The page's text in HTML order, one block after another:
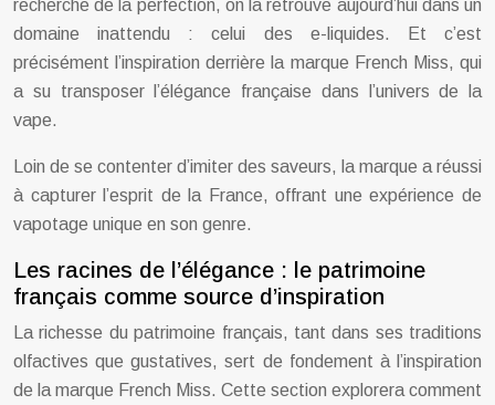
recherche de la perfection, on la retrouve aujourd’hui dans un
domaine inattendu : celui des e-liquides. Et c’est
précisément l’inspiration derrière la marque French Miss, qui
a su transposer l’élégance française dans l’univers de la
vape.
Loin de se contenter d’imiter des saveurs, la marque a réussi
à capturer l’esprit de la France, offrant une expérience de
vapotage unique en son genre.
Les racines de l’élégance : le patrimoine
français comme source d’inspiration
La richesse du patrimoine français, tant dans ses traditions
olfactives que gustatives, sert de fondement à l’inspiration
de la marque French Miss. Cette section explorera comment